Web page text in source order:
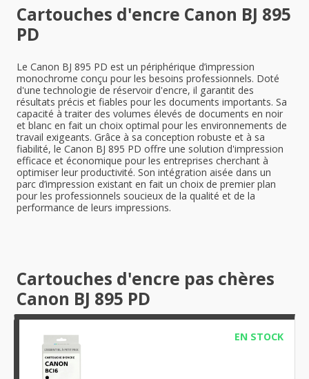
Cartouches d'encre Canon BJ 895
PD
Le Canon BJ 895 PD est un périphérique d’impression
monochrome conçu pour les besoins professionnels. Doté
d'une technologie de réservoir d'encre, il garantit des
résultats précis et fiables pour les documents importants. Sa
capacité à traiter des volumes élevés de documents en noir
et blanc en fait un choix optimal pour les environnements de
travail exigeants. Grâce à sa conception robuste et à sa
fiabilité, le Canon BJ 895 PD offre une solution d'impression
efficace et économique pour les entreprises cherchant à
optimiser leur productivité. Son intégration aisée dans un
parc d’impression existant en fait un choix de premier plan
pour les professionnels soucieux de la qualité et de la
performance de leurs impressions.
Cartouches d'encre pas chères
Canon BJ 895 PD
EN STOCK